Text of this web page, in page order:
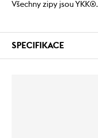
Všechny zipy jsou YKK®.
SPECIFIKACE